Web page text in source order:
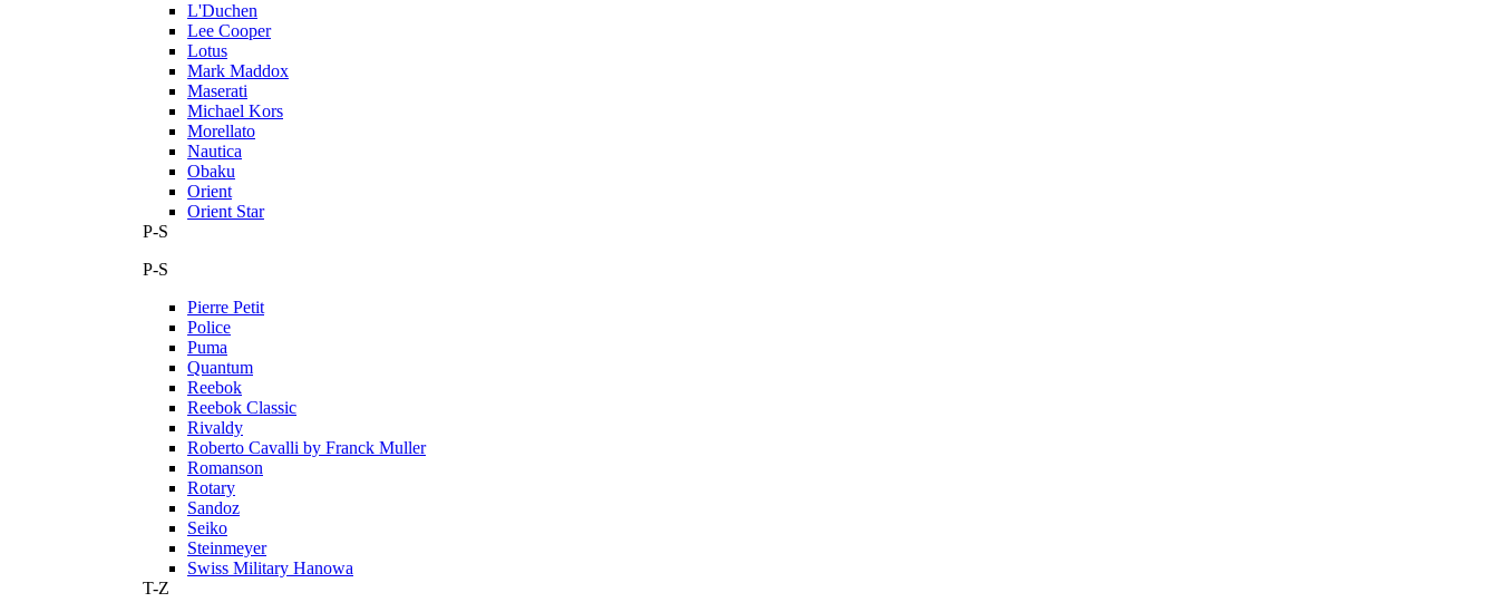
L'Duchen
Lee Cooper
Lotus
Mark Maddox
Maserati
Michael Kors
Morellato
Nautica
Obaku
Orient
Orient Star
P-S
P-S
Pierre Petit
Police
Puma
Quantum
Reebok
Reebok Classic
Rivaldy
Roberto Cavalli by Franck Muller
Romanson
Rotary
Sandoz
Seiko
Steinmeyer
Swiss Military Hanowa
T-Z